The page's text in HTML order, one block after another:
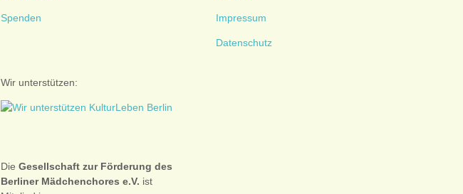
Spenden
Wir unterstützen:
Impressum
Datenschutz
DieGesellschaft zur Förderung des
Berliner Mädchenchores e.V. ist